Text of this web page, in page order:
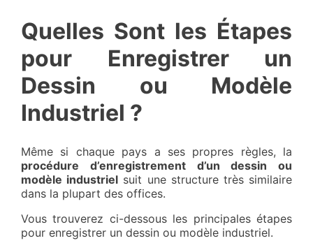
Quelles Sont les Étapes
pour Enregistrer un
Dessin ou Modèle
Industriel ?
Même si chaque pays a ses propres règles, la
procédure d’enregistrement d’un dessin ou
modèle industriel suit une structure très similaire
dans la plupart des offices.
Vous trouverez ci-dessous les principales étapes
pour enregistrer un dessin ou modèle industriel.